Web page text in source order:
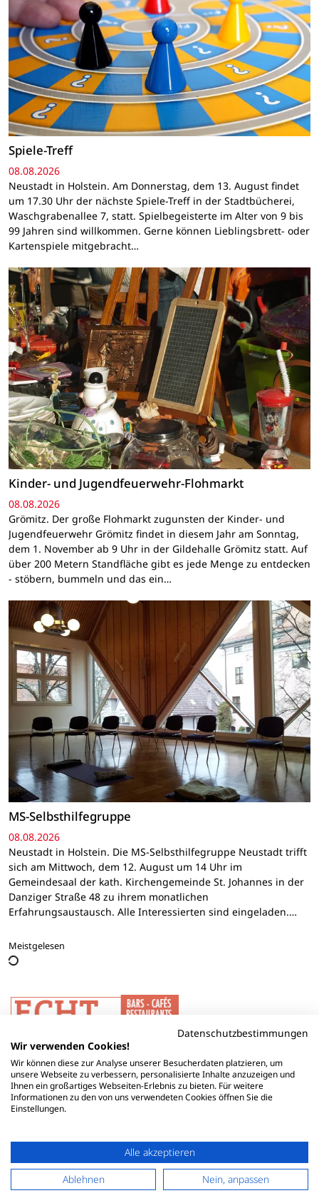
Spiele-Treff
08.08.2026
Neustadt in Holstein. Am Donnerstag, dem 13. August findet
um 17.30 Uhr der nächste Spiele-Treff in der Stadtbücherei,
Waschgrabenallee 7, statt. Spielbegeisterte im Alter von 9 bis
99 Jahren sind willkommen. Gerne können Lieblingsbrett- oder
Kartenspiele mitgebracht…
Kinder- und Jugendfeuerwehr-Flohmarkt
08.08.2026
Grömitz. Der große Flohmarkt zugunsten der Kinder- und
Jugendfeuerwehr Grömitz findet in diesem Jahr am Sonntag,
dem 1. November ab 9 Uhr in der Gildehalle Grömitz statt. Auf
über 200 Metern Standfläche gibt es jede Menge zu entdecken
- stöbern, bummeln und das ein…
MS-Selbsthilfegruppe
08.08.2026
Neustadt in Holstein. Die MS-Selbsthilfegruppe Neustadt trifft
sich am Mittwoch, dem 12. August um 14 Uhr im
Gemeindesaal der kath. Kirchengemeinde St. Johannes in der
Danziger Straße 48 zu ihrem monatlichen
Erfahrungsaustausch. Alle Interessierten sind eingeladen.…
Meistgelesen
Datenschutzbestimmungen
Wir verwenden Cookies!
Wir können diese zur Analyse unserer Besucherdaten platzieren, um
unsere Webseite zu verbessern, personalisierte Inhalte anzuzeigen und
Ihnen ein großartiges Webseiten-Erlebnis zu bieten. Für weitere
Informationen zu den von uns verwendeten Cookies öffnen Sie die
Einstellungen.
Alle akzeptieren
Ablehnen
Nein, anpassen